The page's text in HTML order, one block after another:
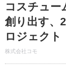
コスチュー
創り出す、
ロジェク
株式会社コモ